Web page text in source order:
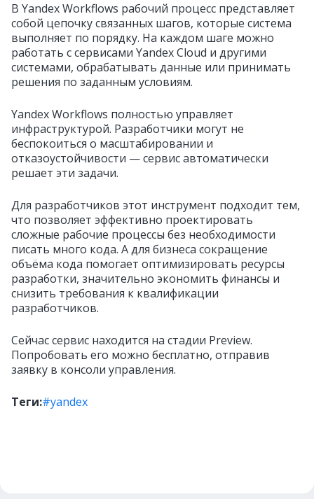
В Yandex Workflows рабочий процесс представляет
собой цепочку связанных шагов, которые система
выполняет по порядку. На каждом шаге можно
работать с сервисами Yandex Cloud и другими
системами, обрабатывать данные или принимать
решения по заданным условиям.
Yandex Workflows полностью управляет
инфраструктурой. Разработчики могут не
беспокоиться о масштабировании и
отказоустойчивости — сервис автоматически
решает эти задачи.
Для разработчиков этот инструмент подходит тем,
что позволяет эффективно проектировать
сложные рабочие процессы без необходимости
писать много кода. А для бизнеса сокращение
объёма кода помогает оптимизировать ресурсы
разработки, значительно экономить финансы и
снизить требования к квалификации
разработчиков.
Сейчас сервис находится на стадии Preview.
Попробовать его можно бесплатно, отправив
заявку в консоли управления.
Теги:#yandex